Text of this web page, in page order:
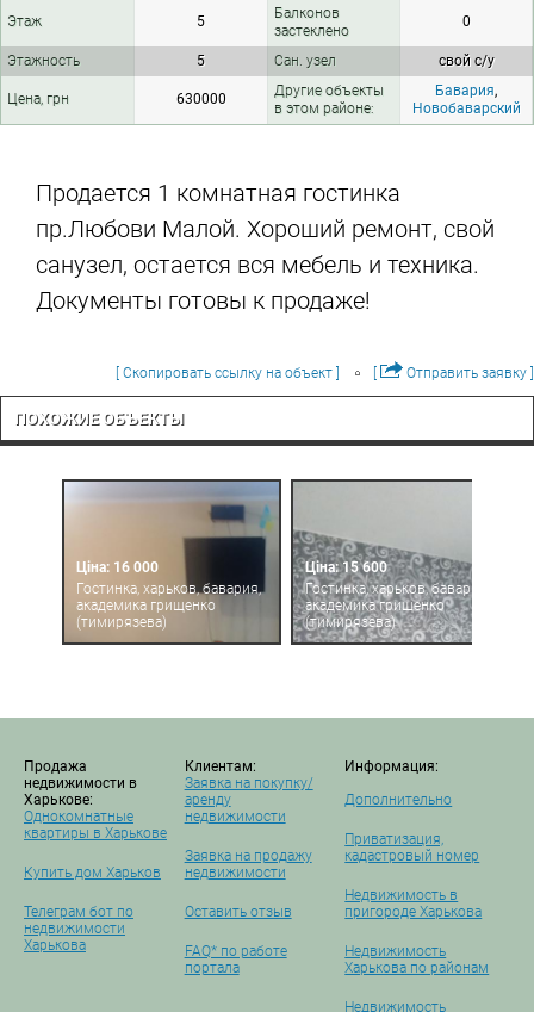
Этаж 5
Балконов
застеклено
0
Этажность 5 Сан. узел свой с/у
Цена, грн 630000
Другие объекты
в этом районе:
Бавария,
Новобаварский
Продается 1 комнатная гостинка
пр.Любови Малой. Хороший ремонт, свой
санузел, остается вся мебель и техника.
Документы готовы к продаже!
[ Скопировать ссылку на объект ] Отправить заявку ]
ПОХОЖИЕ ОБЪЕКТЫ
Ціна: 16 000
Гостинка, харьков, бавария,
академика грищенко
(тимирязева)
Ціна: 15 600
Гостинка, харьков, бавария,
академика грищенко
(тимирязева)
Продажа
недвижимости в
Харькове:
Однокомнатные
квартиры в Харькове
Купить дом Харьков
Телеграм бот по
недвижимости
Харькова
Клиентам:
Заявка на покупку/
аренду
недвижимости
Заявка на продажу
недвижимости
Оставить отзыв
FAQ* по работе
портала
Информация:
Дополнительно
Приватизация,
кадастровый номер
Недвижимость в
пригороде Харькова
Недвижимость
Харькова по районам
Недвижимость